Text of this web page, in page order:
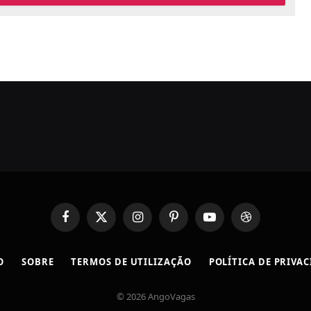
FacebookX
(Twitter)
InstagramPinterestYouTubeDribbble
SOBRE TERMOS DE UTILIZAÇÃO POLÍTICA DE
© 2026 AngoVagas